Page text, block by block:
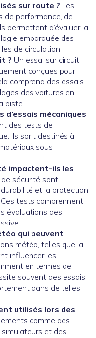
sur route ? Les
de performance, de
permettent d’évaluer la
embarquée des
de circulation.
? Un essai sur circuit
conçues pour
comprend des essais
des voitures en
piste.
mécaniques
des tests de
Ils sont destinés à
sous
impactent-ils les
de sécurité sont
et la protection
tests comprennent
évaluations des
qui peuvent
météo, telles que la
influencer les
en termes de
souvent des essais
dans de telles
utilisés lors des
comme des
et des